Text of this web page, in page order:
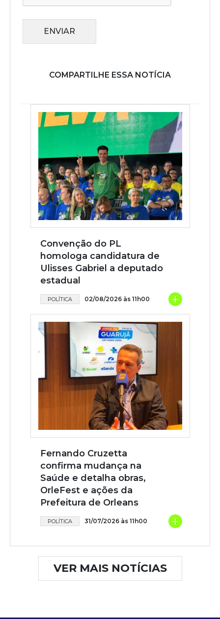
ENVIAR
COMPARTILHE ESSA NOTÍCIA
Convenção do PL
homologa candidatura de
Ulisses Gabriel a deputado
estadual
POLÍTICA 02/08/2026 às 11h00 +
Fernando Cruzetta
confirma mudança na
Saúde e detalha obras,
OrleFest e ações da
Prefeitura de Orleans
POLÍTICA 31/07/2026 às 11h00 +
VER MAIS NOTÍCIAS